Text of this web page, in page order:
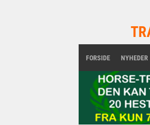
FORSIDE NYHEDER